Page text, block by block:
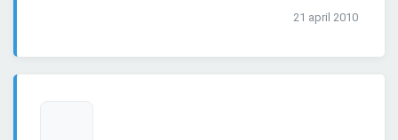
21 april 2010